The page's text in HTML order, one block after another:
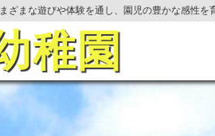
まな遊びや体験を通し、園児の豊かな感性を
稚園